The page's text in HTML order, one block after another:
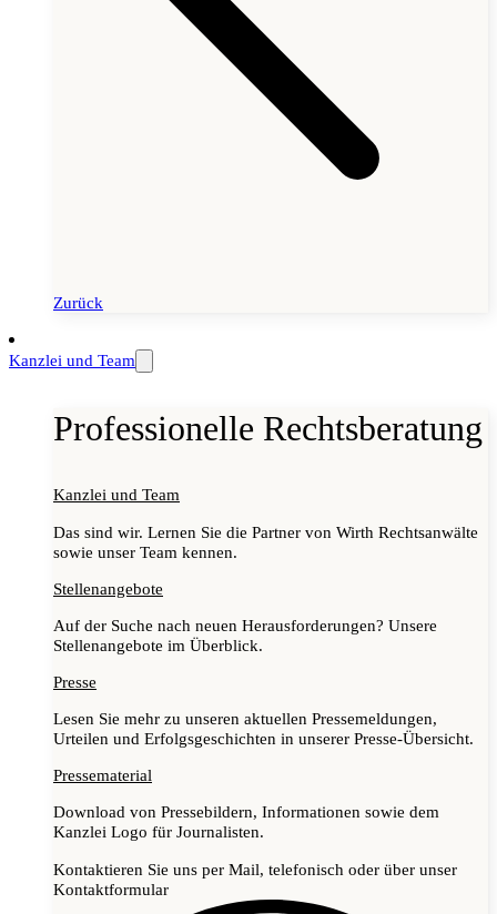
Zurück
Kanzlei und Team
Professionelle Rechtsberatung
Kanzlei und Team
Das sind wir. Lernen Sie die Partner von Wirth Rechtsanwälte
sowie unser Team kennen.
Stellenangebote
Auf der Suche nach neuen Herausforderungen? Unsere
Stellenangebote im Überblick.
Presse
Lesen Sie mehr zu unseren aktuellen Pressemeldungen,
Urteilen und Erfolgsgeschichten in unserer Presse-Übersicht.
Pressematerial
Download von Pressebildern, Informationen sowie dem
Kanzlei Logo für Journalisten.
Kontaktieren Sie uns per Mail, telefonisch oder über unser
Kontaktformular